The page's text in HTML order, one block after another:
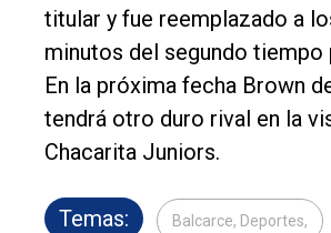
titular y fue reemplazado a
minutos del segundo tiempo
En la próxima fecha Brown
tendrá otro duro rival en la
Chacarita Juniors.
Temas: Balcarce, Deportes,